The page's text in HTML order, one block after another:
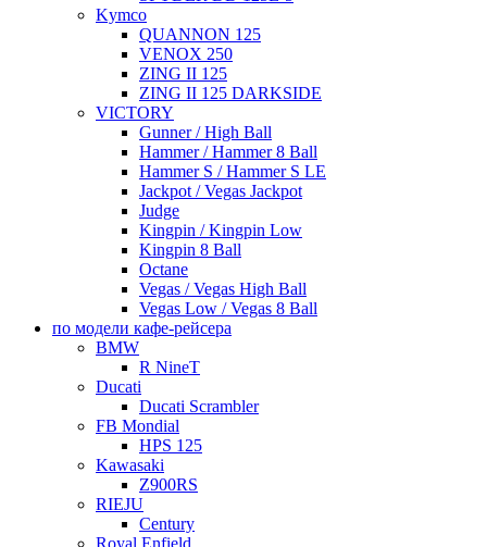
Kymco
QUANNON 125
VENOX 250
ZING II 125
ZING II 125 DARKSIDE
VICTORY
Gunner / High Ball
Hammer / Hammer 8 Ball
Hammer S / Hammer S LE
Jackpot / Vegas Jackpot
Judge
Kingpin / Kingpin Low
Kingpin 8 Ball
Octane
Vegas / Vegas High Ball
Vegas Low / Vegas 8 Ball
по модели кафе-рейсера
BMW
R NineT
Ducati
Ducati Scrambler
FB Mondial
HPS 125
Kawasaki
Z900RS
RIEJU
Century
Royal Enfield